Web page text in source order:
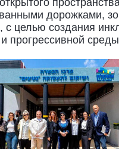
дорожками,
с целью создания
прогрессивной